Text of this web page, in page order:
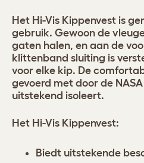
Het Hi-Vis Kippenvest is
gebruik. Gewoon de
gaten halen, en aan de
klittenband sluiting is
voor elke kip. De
gevoerd met door de
uitstekend isoleert.
Het Hi-Vis Kippenvest:
Biedt uitstekende